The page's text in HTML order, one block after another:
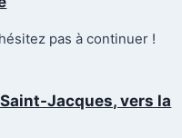
pas à continuer !
Jacques, vers la